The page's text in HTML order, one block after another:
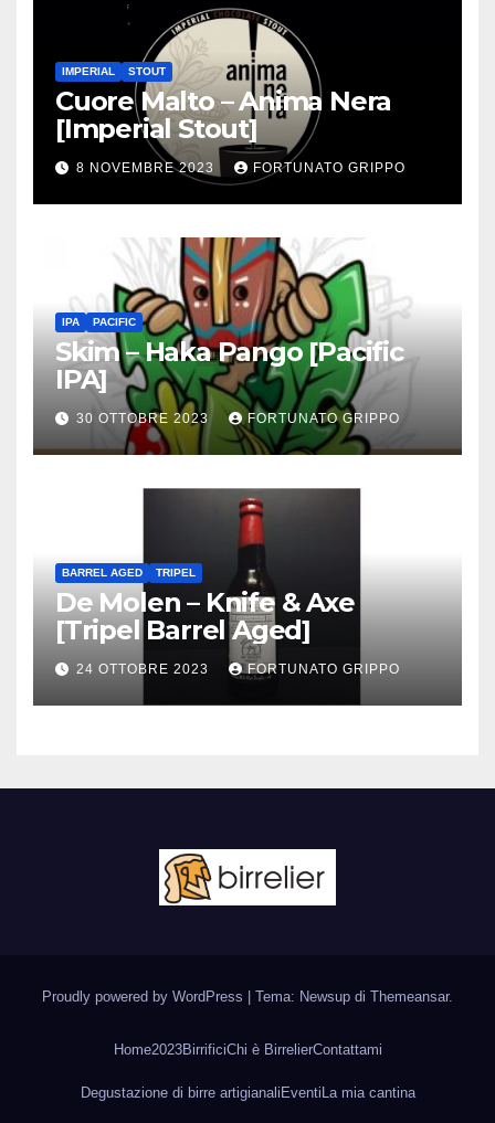
IMPERIAL STOUT
Cuore Malto – Anima Nera
[Imperial Stout]
8 NOVEMBRE 2023 FORTUNATO GRIPPO
IPA PACIFIC
Skim – Haka Pango [Pacific
IPA]
30 OTTOBRE 2023 FORTUNATO GRIPPO
BARREL AGED TRIPEL
De Molen – Knife & Axe
[Tripel Barrel Aged]
24 OTTOBRE 2023 FORTUNATO GRIPPO
Proudly powered by WordPress Tema: Newsup di Themeansar.
Home2023BirrificiChi è BirrelierContattami
Degustazione di birre artigianali Eventi La mia cantina